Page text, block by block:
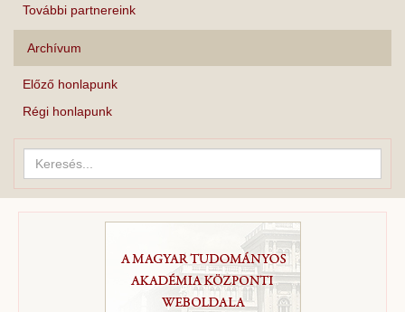
További partnereink
Archívum
Előző honlapunk
Régi honlapunk
Keresés...